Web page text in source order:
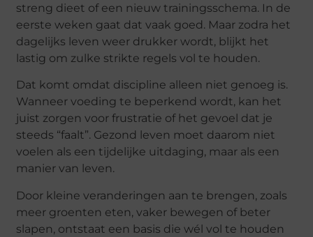
streng dieet of een nieuw trainingsschema. In de
eerste weken gaat dat vaak goed. Maar zodra het
dagelijks leven weer drukker wordt, blijkt het
lastig om zulke strikte regels vol te houden.
Dat komt omdat discipline alleen niet genoeg is.
Wanneer voeding te beperkend wordt, kan het
juist zorgen voor frustratie of het gevoel dat je
steeds “faalt”. Gezond leven moet daarom niet
voelen als een tijdelijke uitdaging, maar als een
manier van leven.
Door kleine veranderingen aan te brengen, zoals
meer groenten eten, vaker bewegen of beter
slapen, ontstaat een basis die wél vol te houden